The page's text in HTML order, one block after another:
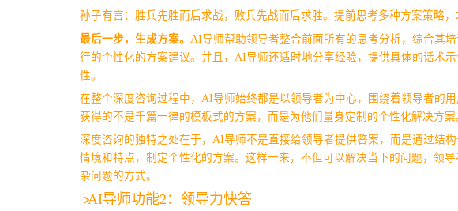
孙子有言：胜兵先胜而后求战，败兵先战而后求胜。提前思考多种方案策略
最后一步，生成方案。 AI导师帮助领导者整合前面所有的思考分析，综合其
行的个性化的方案建议。并且，AI导师还适时地分享经验，提供具体的话术
性。
在整个深度咨询过程中，AI导师始终都是以领导者为中心，围绕着领导者的
获得的不是千篇一律的模板式的方案，而是为他们量身定制的个性化解决方案
深度咨询的独特之处在于，AI导师不是直接给领导者提供答案，而是通过结
情境和特点，制定个性化的方案。这样一来，不但可以解决当下的问题，领
杂问题的方式。
AI导师功能2：领导力快答